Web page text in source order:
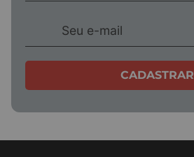
CADASTRAR